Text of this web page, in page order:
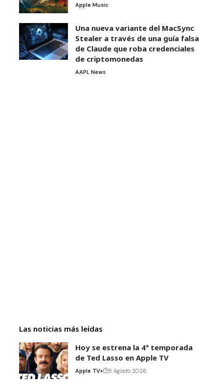
Apple Music
Una nueva variante del MacSync
Stealer a través de una guía falsa
de Claude que roba credenciales
de criptomonedas
AAPL News
Las noticias más leídas
Hoy se estrena la 4ª temporada
de Ted Lasso en Apple TV
Apple TV+ 5 Agosto 2026